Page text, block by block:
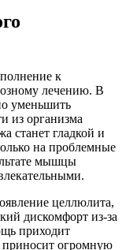
к
лечению. В
уменьшить
из организма
станет гладкой и
на проблемные
мышцы
целлюлита,
дискомфорт из-за
приходит
приносит огромную